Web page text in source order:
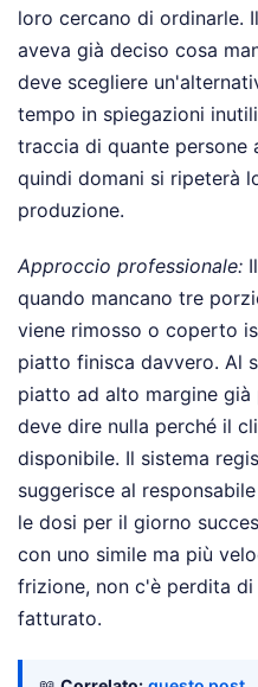
loro cercano di ordinarle.
aveva già deciso cosa
deve scegliere
tempo in spiegazioni
traccia di quante persone
quindi domani si ripeterà
produzione.
Approccio professionale:
quando mancano tre
viene rimosso o coperto
piatto finisca davvero. Al
piatto ad alto margine
deve dire nulla perché il
disponibile. Il sistema
suggerisce al
le dosi per il giorno
con uno simile ma più
frizione, non c'è perdita
fatturato.